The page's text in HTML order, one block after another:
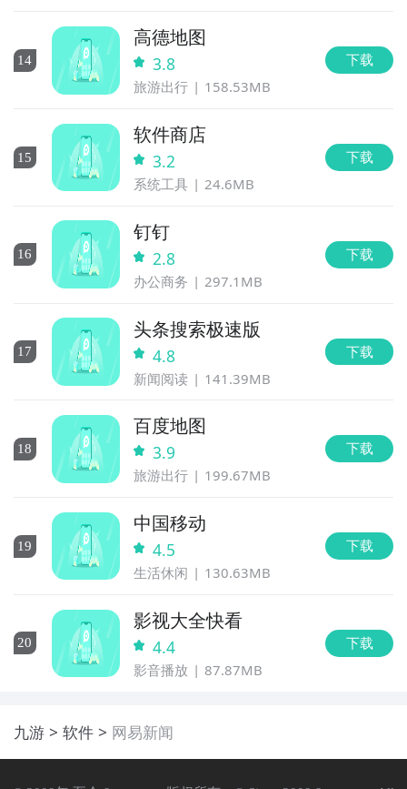
14
高德地图
3.8
旅游出行 158.53MB
下载
15
软件商店
3.2
系统工具 24.6MB
下载
16
钉钉
2.8
办公商务 297.1MB
下载
17
头条搜索极速版
4.8
新闻阅读 141.39MB
下载
18
百度地图
3.9
旅游出行 199.67MB
下载
19
中国移动
4.5
生活休闲 130.63MB
下载
20
影视大全快看
4.4
影音播放 87.87MB
下载
九游 软件 网易新闻